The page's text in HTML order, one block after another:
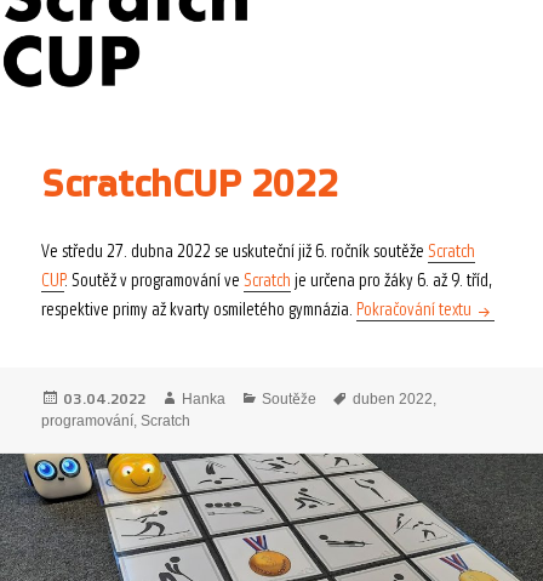
ScratchCUP 2022
Ve středu 27. dubna 2022 se uskuteční již 6. ročník soutěžeScratch
CUP. Soutěž v programování veScratch je určena pro žáky 6. až 9. tříd,
respektive primy až kvarty osmiletého gymnázia. Pokračování textu
Publikováno:
03.04.2022 Autor:
Hanka Rubriky:
Soutěže Štítky:
duben 2022,
programování,Scratch